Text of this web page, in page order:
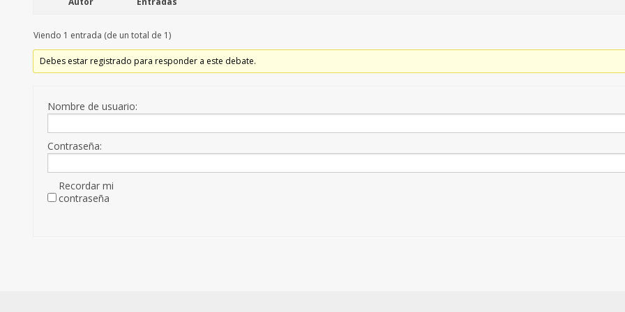
Viendo 1 entrada (de un total de 1)
Debes estar registrado para responder a este debate.
Nombre de usuario:
Contraseña:
Recordar mi
contraseña